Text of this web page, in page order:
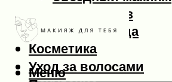
Макияж глаз
Макияж лица
Косметика
Уход за волосами
Меню